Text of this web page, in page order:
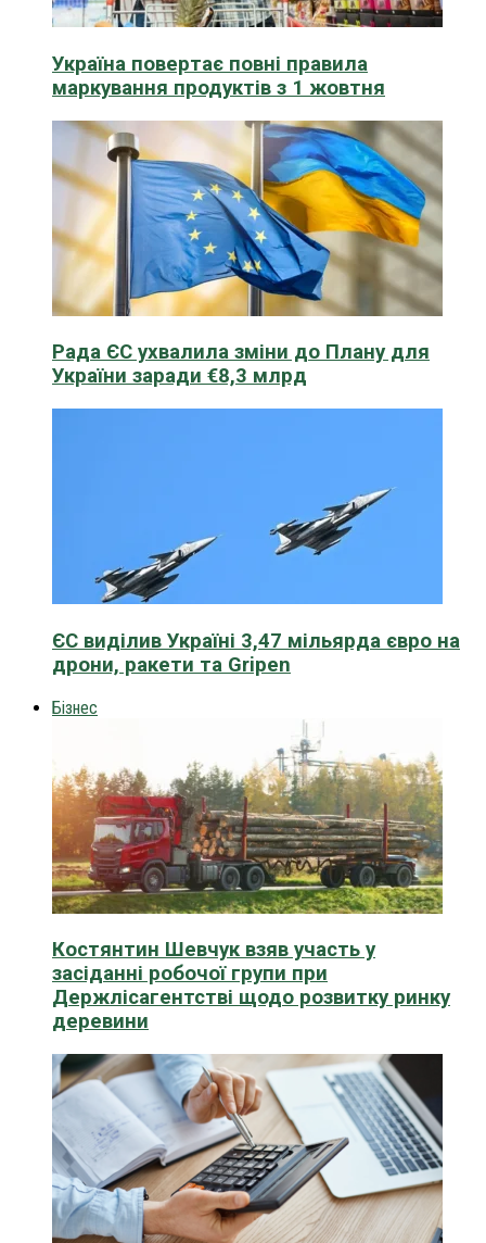
Україна повертає повні правила
маркування продуктів з 1 жовтня
Рада ЄС ухвалила зміни до Плану для
України заради €8,3 млрд
ЄС виділив Україні 3,47 мільярда євро на
дрони, ракети та Gripen
Бізнес
Костянтин Шевчук взяв участь у
засіданні робочої групи при
Держлісагентстві щодо розвитку ринку
деревини